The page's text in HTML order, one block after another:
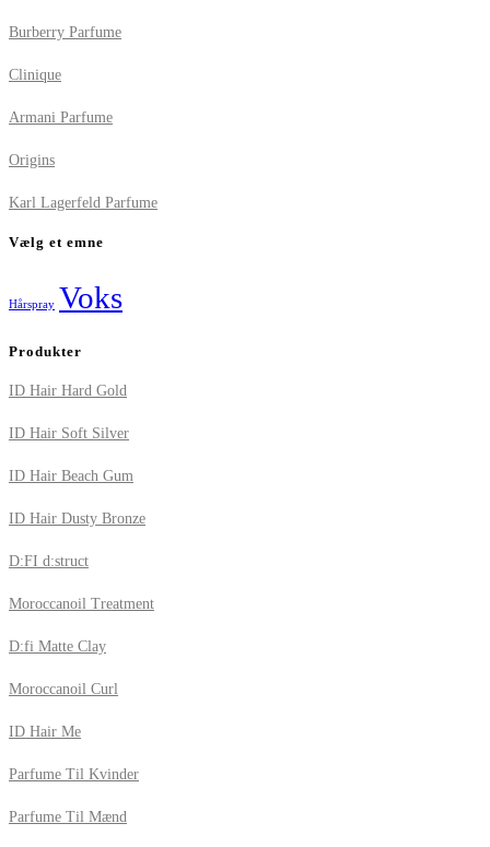
Burberry Parfume
Clinique
Armani Parfume
Origins
Karl Lagerfeld Parfume
Vælg et emne
Hårspray Voks
Produkter
ID Hair Hard Gold
ID Hair Soft Silver
ID Hair Beach Gum
ID Hair Dusty Bronze
D:FI d:struct
Moroccanoil Treatment
D:fi Matte Clay
Moroccanoil Curl
ID Hair Me
Parfume Til Kvinder
Parfume Til Mænd